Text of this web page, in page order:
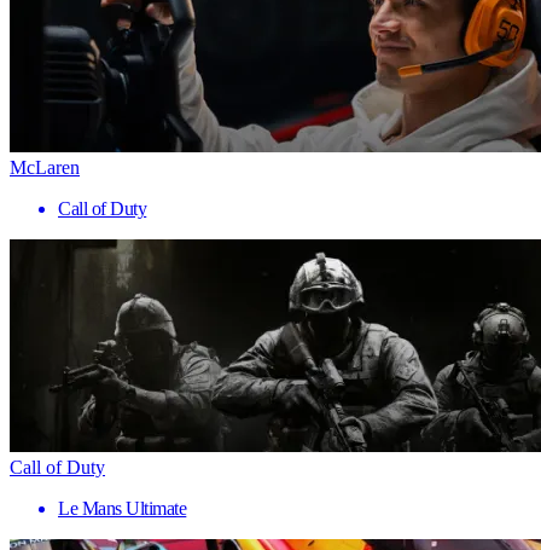
McLaren
Call of Duty
Call of Duty
Le Mans Ultimate